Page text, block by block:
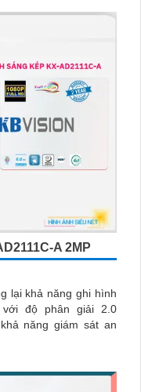
A 2MP
lại khả năng ghi hình
độ phân giải 2.0